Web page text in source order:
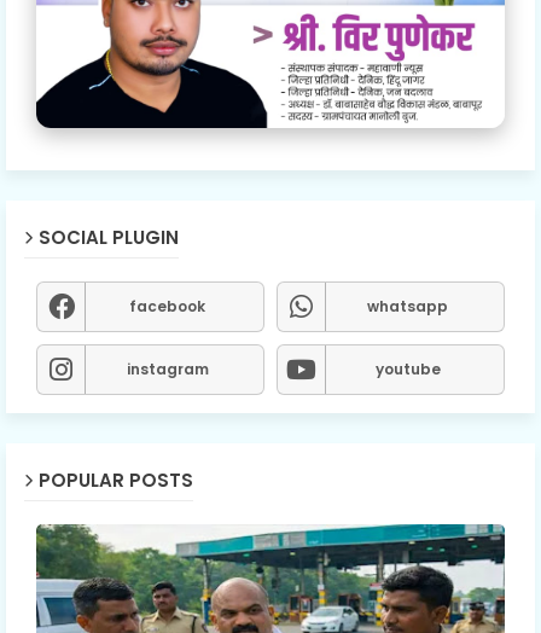
SOCIAL PLUGIN
facebook whatsapp
instagram youtube
POPULAR POSTS